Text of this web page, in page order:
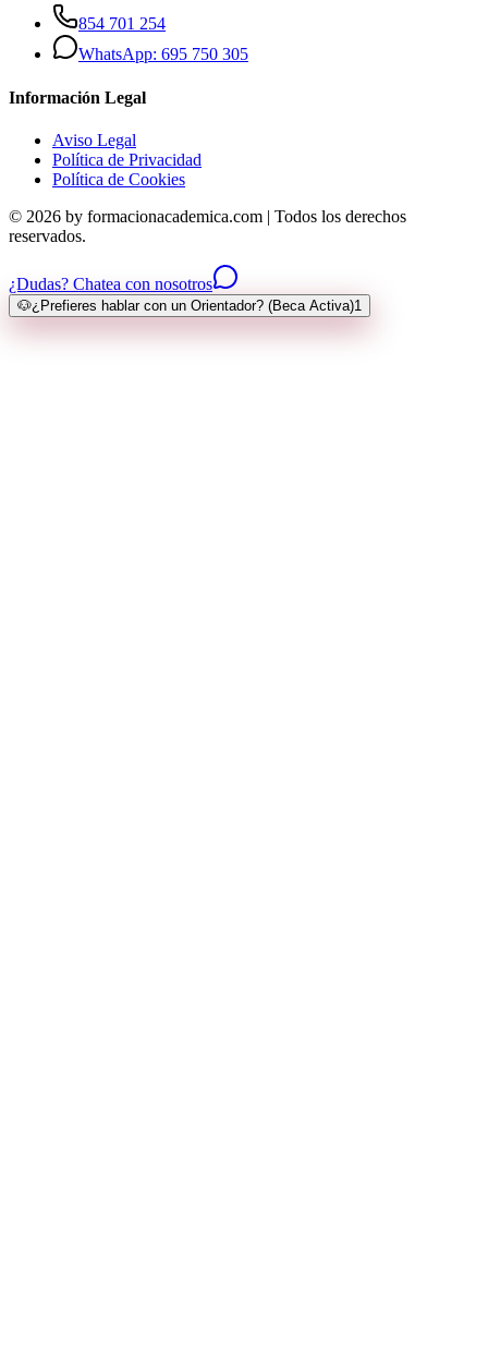
854 701 254
WhatsApp: 695 750 305
Información Legal
Aviso Legal
Política de Privacidad
Política de Cookies
© 2026 by formacionacademica.com | Todos los derechos
reservados.
¿Dudas? Chatea con nosotros
🐶¿Prefieres hablar con un Orientador? (Beca Activa)1